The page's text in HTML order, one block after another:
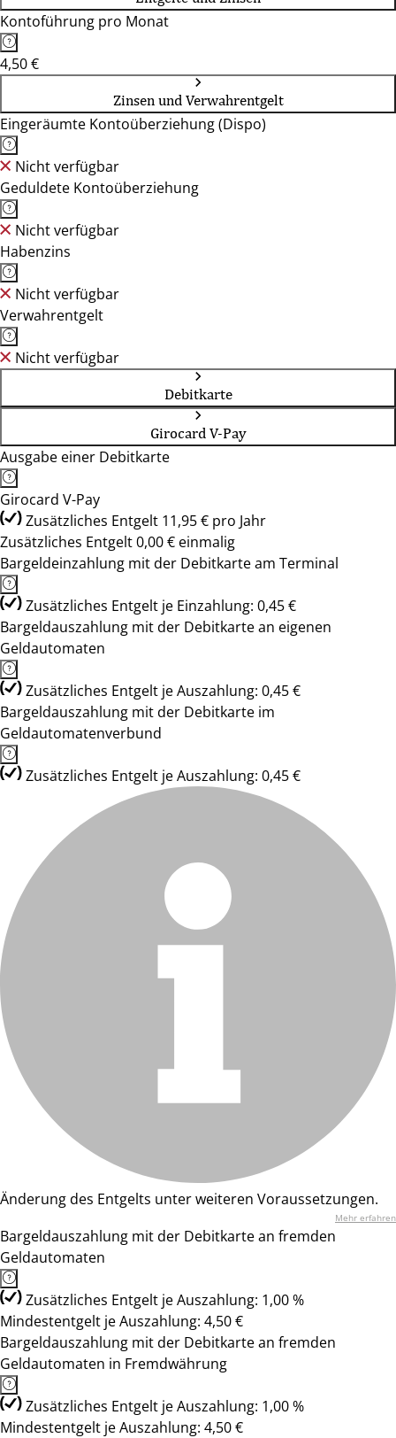
Kontoführung pro Monat
4,50 €
Zinsen und Verwahrentgelt
Eingeräumte Kontoüberziehung (Dispo)
Nicht verfügbar
Geduldete Kontoüberziehung
Nicht verfügbar
Habenzins
Nicht verfügbar
Verwahrentgelt
Nicht verfügbar
Debitkarte
Girocard V-Pay
Ausgabe einer Debitkarte
Girocard V-Pay
Zusätzliches Entgelt 11,95 € pro Jahr
Zusätzliches Entgelt 0,00 € einmalig
Bargeldeinzahlung mit der Debitkarte am Terminal
Zusätzliches Entgelt je Einzahlung: 0,45 €
Bargeldauszahlung mit der Debitkarte an eigenen
Geldautomaten
Zusätzliches Entgelt je Auszahlung: 0,45 €
Bargeldauszahlung mit der Debitkarte im
Geldautomatenverbund
Zusätzliches Entgelt je Auszahlung: 0,45 €
Änderung des Entgelts unter weiteren Voraussetzungen.
Mehr erfahren
Bargeldauszahlung mit der Debitkarte an fremden
Geldautomaten
Zusätzliches Entgelt je Auszahlung: 1,00 %
Mindestentgelt je Auszahlung: 4,50 €
Bargeldauszahlung mit der Debitkarte an fremden
Geldautomaten in Fremdwährung
Zusätzliches Entgelt je Auszahlung: 1,00 %
Mindestentgelt je Auszahlung: 4,50 €